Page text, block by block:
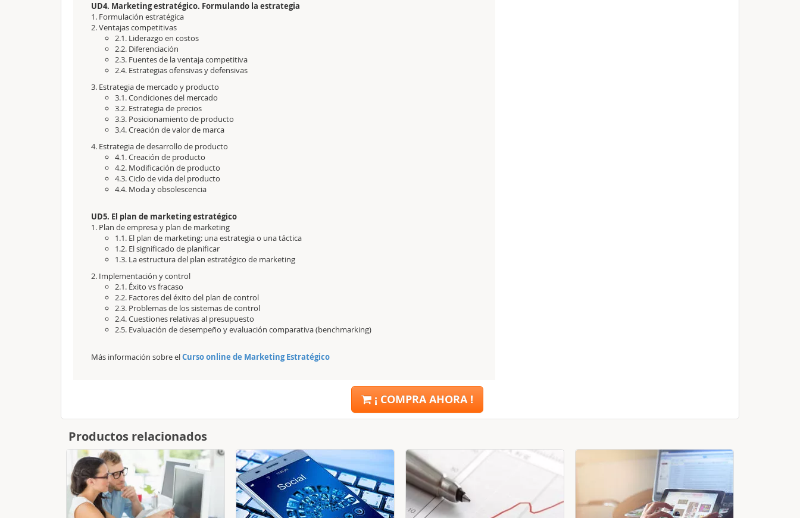
UD4. Marketing estratégico. Formulando la estrategia
1. Formulación estratégica
2. Ventajas competitivas
2.1. Liderazgo en costos
2.2. Diferenciación
2.3. Fuentes de la ventaja competitiva
2.4. Estrategias ofensivas y defensivas
3. Estrategia de mercado y producto
3.1. Condiciones del mercado
3.2. Estrategia de precios
3.3. Posicionamiento de producto
3.4. Creación de valor de marca
4. Estrategia de desarrollo de producto
4.1. Creación de producto
4.2. Modificación de producto
4.3. Ciclo de vida del producto
4.4. Moda y obsolescencia
UD5. El plan de marketing estratégico
1. Plan de empresa y plan de marketing
1.1. El plan de marketing: una estrategia o una táctica
1.2. El significado de planificar
1.3. La estructura del plan estratégico de marketing
2. Implementación y control
2.1. Éxito vs fracaso
2.2. Factores del éxito del plan de control
2.3. Problemas de los sistemas de control
2.4. Cuestiones relativas al presupuesto
2.5. Evaluación de desempeño y evaluación comparativa (benchmarking)
Más información sobre elCurso online de Marketing Estratégico
¡ COMPRA AHORA !
Productos relacionados